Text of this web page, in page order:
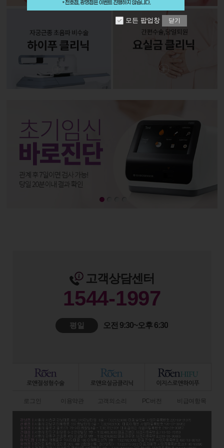
모든 팝업창 닫기
고객상담센터
1544-1997
평일 오전 9:30~오후 6:30
로그인 이용약관 고객의소리 PC버전 비급여항목